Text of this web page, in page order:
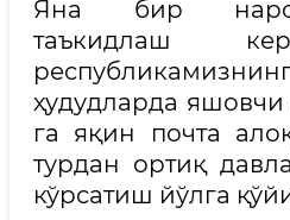
Яна бир
таъкидлаш
ҳудудларда яшовчи
га яқин почта
турдан ортиқ
кўрсатиш йўлга